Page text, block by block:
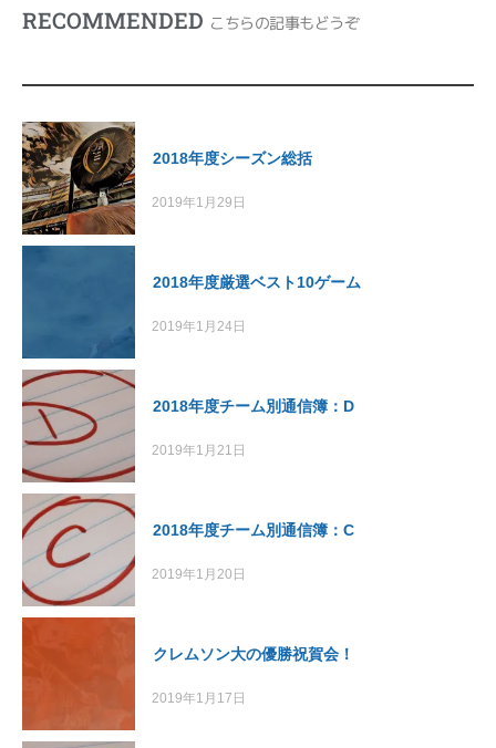
RECOMMENDED こちらの記事もどうぞ
2018年度シーズン総括
2019年1月29日
2018年度厳選ベスト10ゲーム
2019年1月24日
2018年度チーム別通信簿：D
2019年1月21日
2018年度チーム別通信簿：C
2019年1月20日
クレムソン大の優勝祝賀会！
2019年1月17日